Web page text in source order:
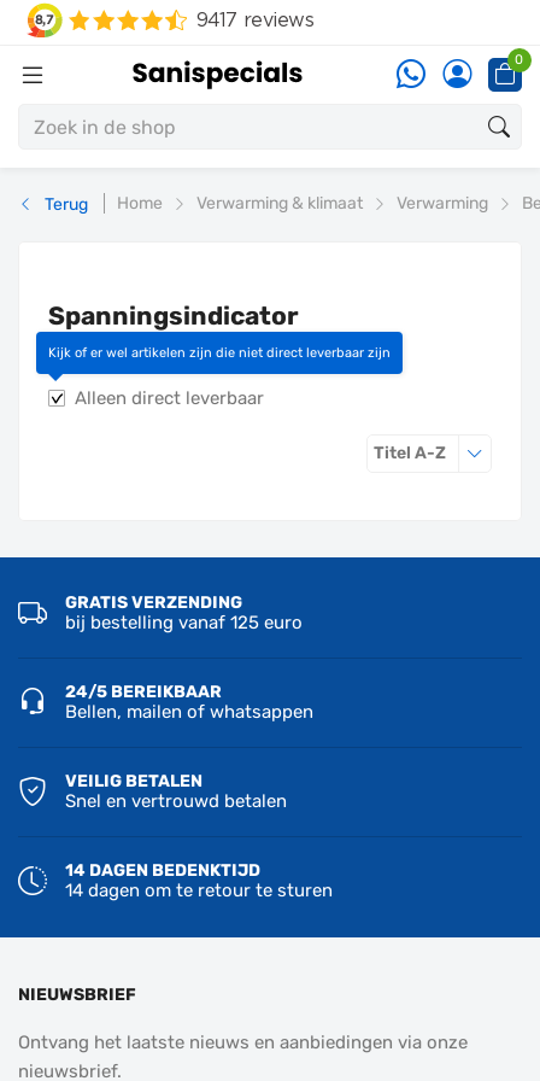
0
Terug Home Verwarming & klimaat Verwarming
Spanningsindicator
(middenspanning)
Kijk of er wel artikelen zijn die niet direct leverbaar zijn
Alleen direct leverbaar
Titel A-ZSorteren op
GRATIS VERZENDING
bij bestelling vanaf 125 euro
24/5 BEREIKBAAR
Bellen, mailen of whatsappen
VEILIG BETALEN
Snel en vertrouwd betalen
14 DAGEN BEDENKTIJD
14 dagen om te retour te sturen
NIEUWSBRIEF
Ontvang het laatste nieuws en aanbiedingen via onze
nieuwsbrief.